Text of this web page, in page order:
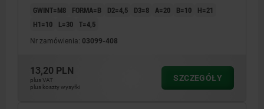
GWINT=M8 FORMA=B D2=4,5 D3=8 A=20 B=10
H=21
H1=10
L=30 T=4,5
Nr zamówienia: 03099-408
13,20 PLN
plus VAT
plus koszty wysyłki
SZCZEGÓŁY